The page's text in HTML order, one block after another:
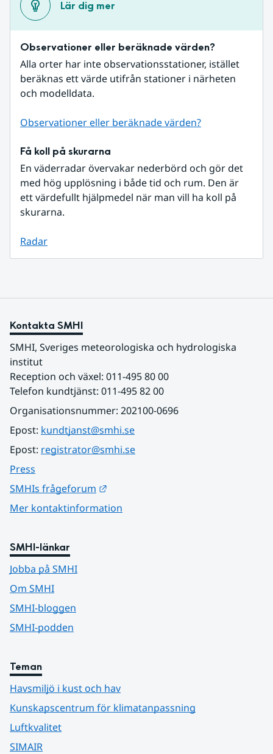
Lär dig mer
Observationer eller beräknade värden?
Alla orter har inte observationsstationer, istället
beräknas ett värde utifrån stationer i närheten
och modelldata.
Observationer eller beräknade värden?
Få koll på skurarna
En väderradar övervakar nederbörd och gör det
med hög upplösning i både tid och rum. Den är
ett värdefullt hjälpmedel när man vill ha koll på
skurarna.
Radar
Kontakta SMHI
SMHI, Sveriges meteorologiska och hydrologiska
institut
Reception och växel: 011-495 80 00
Telefon kundtjänst: 011-495 82 00
Organisationsnummer: 202100-0696
Epost: kundtjanst@smhi.se
Epost: registrator@smhi.se
Press
SMHIs frågeforum
Mer kontaktinformation
SMHI-länkar
Jobba på SMHI
Om SMHI
SMHI-bloggen
SMHI-podden
Teman
Havsmiljö i kust och hav
Kunskapscentrum för klimatanpassning
Luftkvalitet
SIMAIR